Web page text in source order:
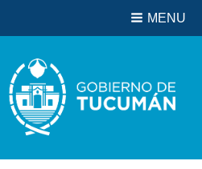
Biblioteca
MENU